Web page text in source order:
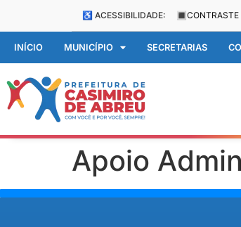
♿ ACESSIBILIDADE: 🔳 CONTRASTE
INÍCIO MUNICÍPIO SECRETARIAS
Apoio